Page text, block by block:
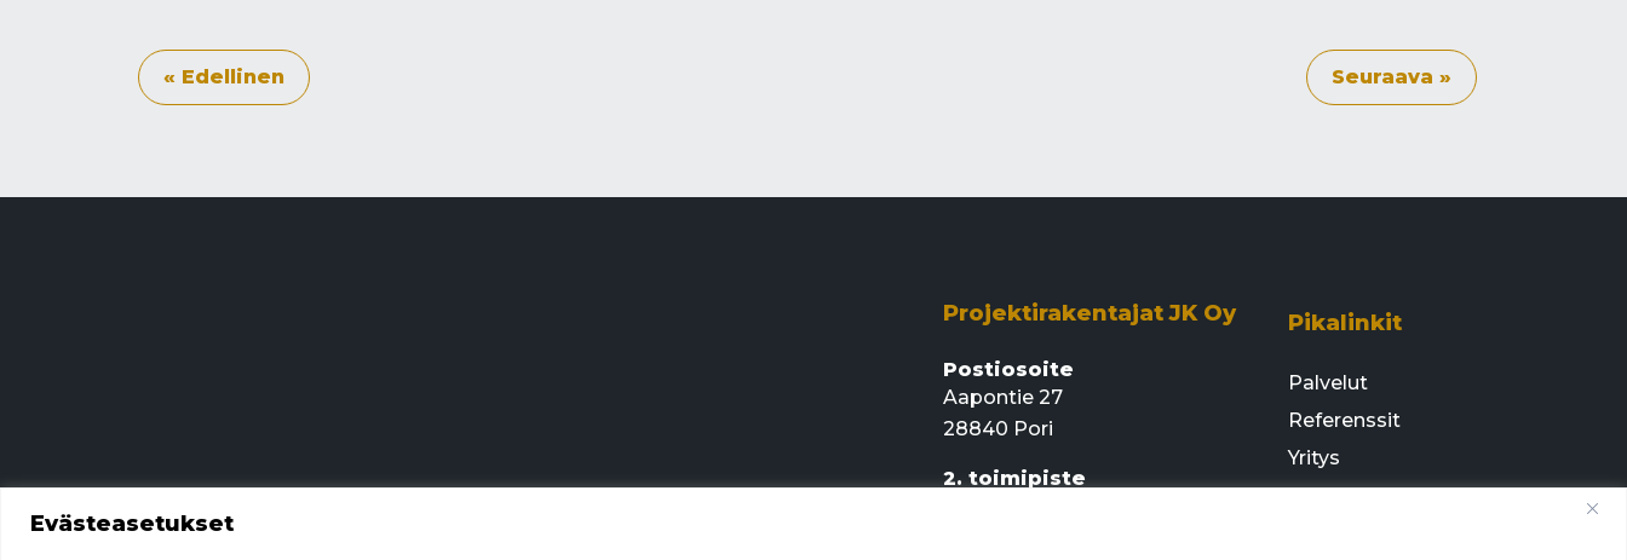
Evästeasetukset
« Edellinen Seuraava »
Projektirakentajat JK Oy
Postiosoite
Aapontie 27
28840 Pori
2. toimipiste
Pikalinkit
Palvelut
Referenssit
Yritys
Ota yhteyttä